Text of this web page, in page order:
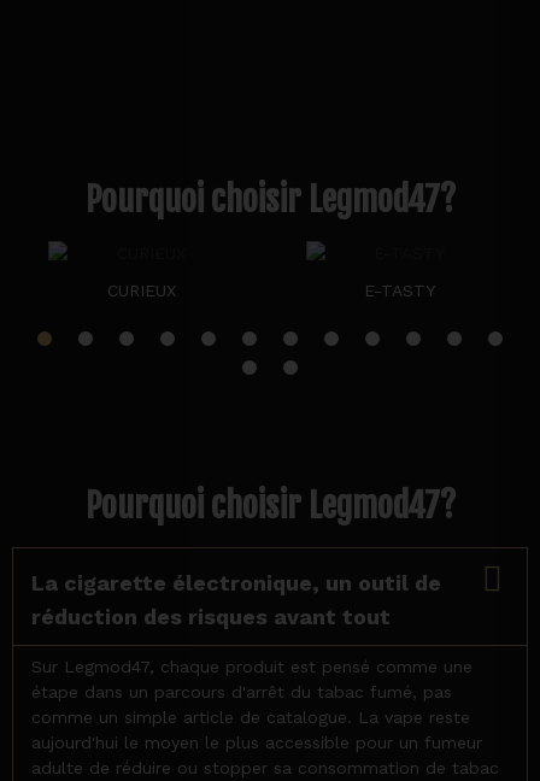
Pourquoi choisir Legmod47?
CURIEUX E-TASTY
Pourquoi choisir Legmod47?
La cigarette électronique, un outil de
réduction des risques avant tout
Sur Legmod47, chaque produit est pensé comme une
étape dans un parcours d'arrêt du tabac fumé, pas
comme un simple article de catalogue. La vape reste
aujourd'hui le moyen le plus accessible pour un fumeur
adulte de réduire ou stopper sa consommation de tabac